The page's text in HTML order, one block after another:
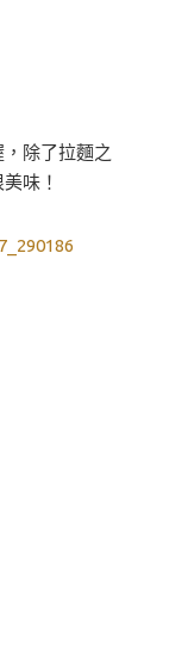
除了拉麵之
味！